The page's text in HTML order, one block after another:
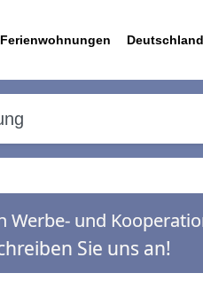
Ferienwohnungen